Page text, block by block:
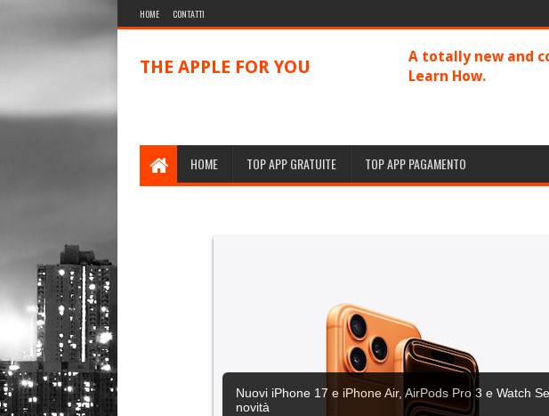
HOME CONTATTI
THE APPLE FOR YOU
A totally new and
Learn How.
HOME TOP APP GRATUITE TOP APP PAGAMENTO
Nuovi iPhone 17 e iPhone Air, AirPods Pro 3 e Watch
novità